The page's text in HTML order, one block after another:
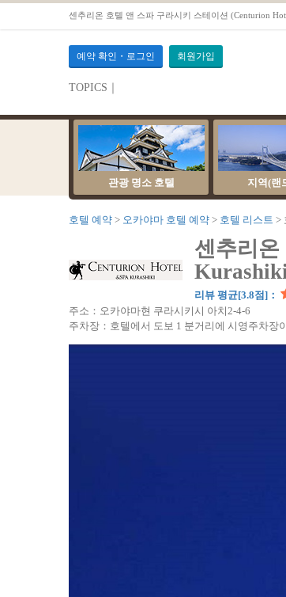
예약 확인・로그인 회원가입
TOPICS｜
관광 명소 호텔 지역(랜
호텔 예약 오카야마 호텔 예약 호텔 리스트
센추리
리뷰 평균[3.8점]：
주소：오카야마현 쿠라시키시 아치2-4-6
주차장：호텔에서 도보 1 분거리에 시영주차장